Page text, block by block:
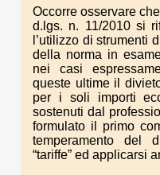
Occorre osservare
d.lgs. n. 11/2010 si
l’utilizzo di strumenti
della norma in
nei casi
queste ultime il
per i soli importi
sostenuti dal
formulato il primo
temperamento del
“tariffe” ed applicarsi